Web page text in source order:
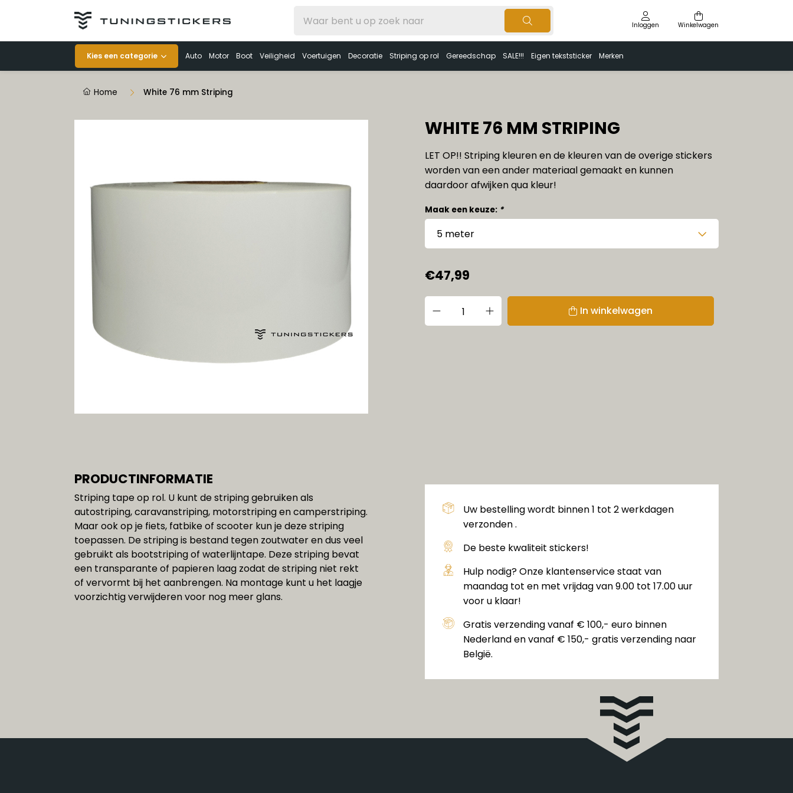
Inloggen Winkelwagen
Kies een categorie Auto Motor Boot Veiligheid Voertuigen Decoratie Striping op rol Gereedschap SALE!!! Eigen tekststicker Merken
Categorieën
SALE!!!
Home White 76 mm Striping
WHITE 76 MM STRIPING
LET OP!! Striping kleuren en de kleuren van de overige stickers
worden van een ander materiaal gemaakt en kunnen
daardoor afwijken qua kleur!
Maak een keuze: *
€47,99
In winkelwagen
PRODUCTINFORMATIE
Striping tape op rol. U kunt de striping gebruiken als
autostriping, caravanstriping, motorstriping en camperstriping.
Maar ook op je fiets, fatbike of scooter kun je deze striping
toepassen. De striping is bestand tegen zoutwater en dus veel
gebruikt als bootstriping of waterlijntape. Deze striping bevat
een transparante of papieren laag zodat de striping niet rekt
of vervormt bij het aanbrengen. Na montage kunt u het laagje
voorzichtig verwijderen voor nog meer glans.
Uw bestelling wordt binnen 1 tot 2 werkdagen
verzonden .
De beste kwaliteit stickers!
Hulp nodig? Onze klantenservice staat van
maandag tot en met vrijdag van 9.00 tot 17.00 uur
voor u klaar!
Gratis verzending vanaf € 100,- euro binnen
Nederland en vanaf € 150,- gratis verzending naar
België.